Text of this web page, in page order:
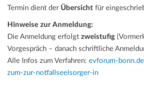
Termin dient der Übersicht für
Hinweise zur Anmeldung:
Die Anmeldung erfolgt zweistufig
Vorgespräch – danach schriftliche
Alle Infos zum Verfahren: evforum-
zum-zur-notfallseelsorger-in